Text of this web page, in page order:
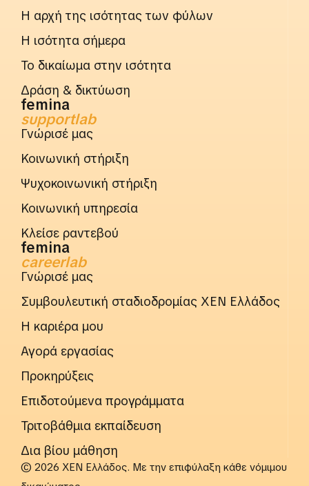
Η αρχή της ισότητας των φύλων
Η ισότητα σήμερα
Το δικαίωμα στην ισότητα
Δράση & δικτύωση
femina
supportlab
Γνώρισέ μας
Κοινωνική στήριξη
Ψυχοκοινωνική στήριξη
Κοινωνική υπηρεσία
Κλείσε ραντεβού
femina
careerlab
Γνώρισέ μας
Συμβουλευτική σταδιοδρομίας ΧΕΝ Ελλάδος
Η καριέρα μου
Αγορά εργασίας
Προκηρύξεις
Επιδοτούμενα προγράμματα
Τριτοβάθμια εκπαίδευση
Δια βίου μάθηση
© 2026 ΧΕΝ Ελλάδος. Με την επιφύλαξη κάθε νόμιμου